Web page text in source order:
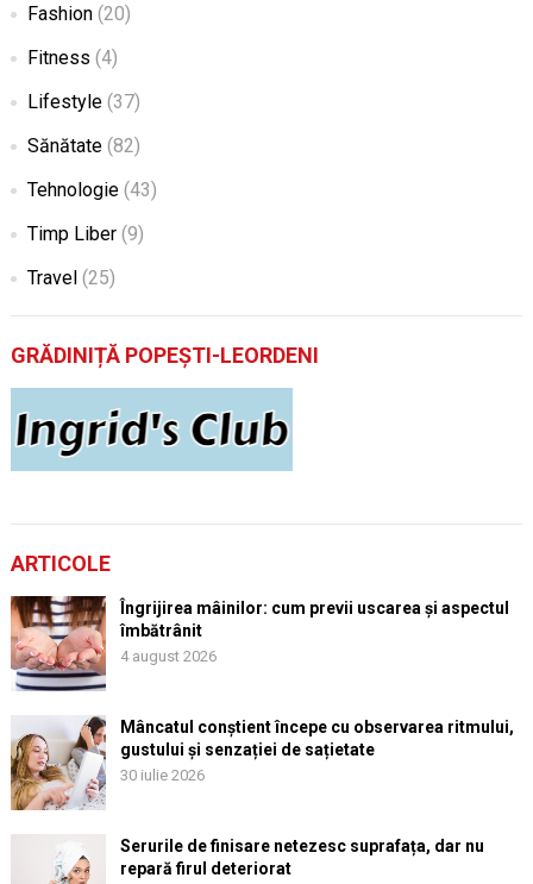
Fashion(20)
Fitness (4)
Lifestyle(37)
Sănătate(82)
Tehnologie(43)
Timp Liber(9)
Travel (25)
GRĂDINIȚĂ POPEȘTI-LEORDENI
ARTICOLE
Îngrijirea mâinilor: cum previi uscarea și aspectul
îmbătrânit
4 august 2026
Mâncatul conștient începe cu observarea ritmului,
gustului și senzației de sațietate
30 iulie 2026
Serurile de finisare netezesc suprafața, dar nu
repară firul deteriorat